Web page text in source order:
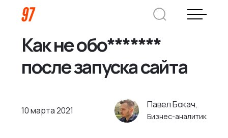
CEO Nineseven
Оставить заявку
Как не обо*******
после запуска сайта
10 марта 2021
Павел Бокач,
Бизнес-аналитик